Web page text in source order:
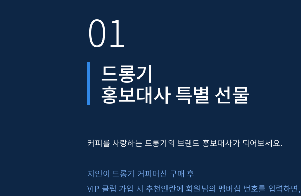
01
드롱기
홍보대사 특별 선물
커피를 사랑하는 드롱기의 브랜드 홍보대사가 되어보세요.
지인이 드롱기 커피머신 구매 후
VIP 클럽 가입 시 추천인란에 회원님의 멤버십 번호를 입력하면,